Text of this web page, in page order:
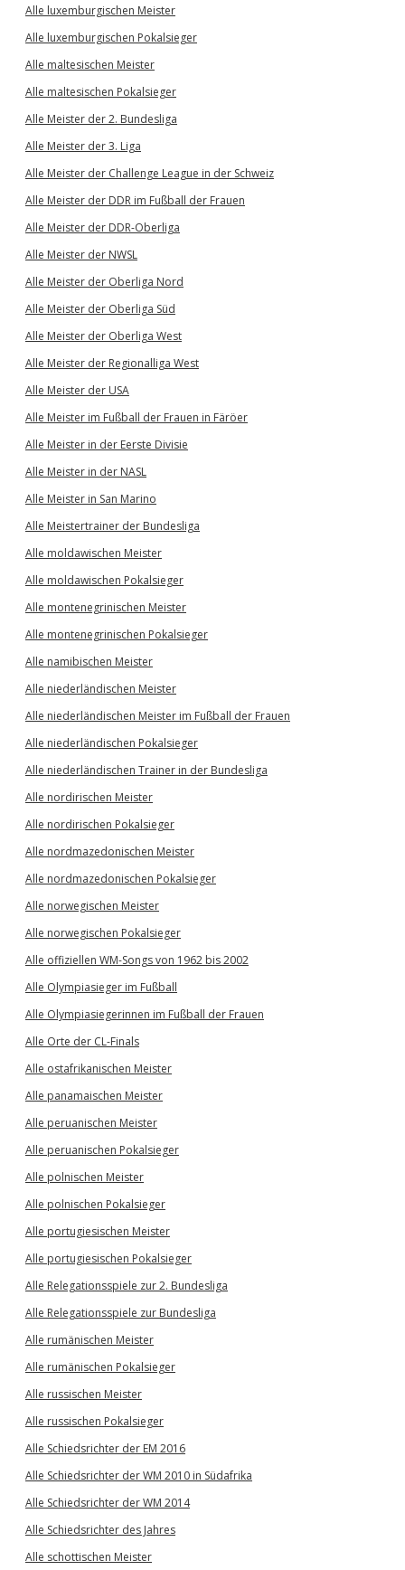
Alle luxemburgischen Meister
Alle luxemburgischen Pokalsieger
Alle maltesischen Meister
Alle maltesischen Pokalsieger
Alle Meister der 2. Bundesliga
Alle Meister der 3. Liga
Alle Meister der Challenge League in der Schweiz
Alle Meister der DDR im Fußball der Frauen
Alle Meister der DDR-Oberliga
Alle Meister der NWSL
Alle Meister der Oberliga Nord
Alle Meister der Oberliga Süd
Alle Meister der Oberliga West
Alle Meister der Regionalliga West
Alle Meister der USA
Alle Meister im Fußball der Frauen in Färöer
Alle Meister in der Eerste Divisie
Alle Meister in der NASL
Alle Meister in San Marino
Alle Meistertrainer der Bundesliga
Alle moldawischen Meister
Alle moldawischen Pokalsieger
Alle montenegrinischen Meister
Alle montenegrinischen Pokalsieger
Alle namibischen Meister
Alle niederländischen Meister
Alle niederländischen Meister im Fußball der Frauen
Alle niederländischen Pokalsieger
Alle niederländischen Trainer in der Bundesliga
Alle nordirischen Meister
Alle nordirischen Pokalsieger
Alle nordmazedonischen Meister
Alle nordmazedonischen Pokalsieger
Alle norwegischen Meister
Alle norwegischen Pokalsieger
Alle offiziellen WM-Songs von 1962 bis 2002
Alle Olympiasieger im Fußball
Alle Olympiasiegerinnen im Fußball der Frauen
Alle Orte der CL-Finals
Alle ostafrikanischen Meister
Alle panamaischen Meister
Alle peruanischen Meister
Alle peruanischen Pokalsieger
Alle polnischen Meister
Alle polnischen Pokalsieger
Alle portugiesischen Meister
Alle portugiesischen Pokalsieger
Alle Relegationsspiele zur 2. Bundesliga
Alle Relegationsspiele zur Bundesliga
Alle rumänischen Meister
Alle rumänischen Pokalsieger
Alle russischen Meister
Alle russischen Pokalsieger
Alle Schiedsrichter der EM 2016
Alle Schiedsrichter der WM 2010 in Südafrika
Alle Schiedsrichter der WM 2014
Alle Schiedsrichter des Jahres
Alle schottischen Meister